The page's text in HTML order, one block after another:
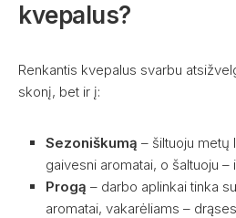
kvepalus?
Renkantis kvepalus svarbu
skonį, bet ir į:
Sezoniškumą – šiltuoju metų
gaivesni aromatai, o šaltuoju –
Progą – darbo aplinkai tinka
aromatai, vakarėliams –